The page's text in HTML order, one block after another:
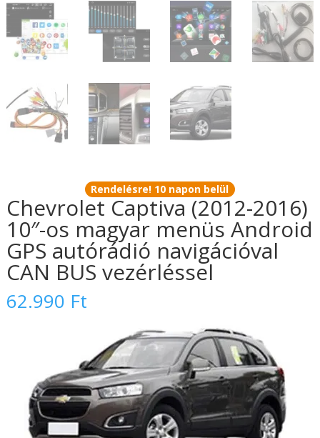
Rendelésre! 10 napon belül
Chevrolet Captiva (2012-2016)
10″-os magyar menüs Android
GPS autórádió navigációval
CAN BUS vezérléssel
62.990 Ft